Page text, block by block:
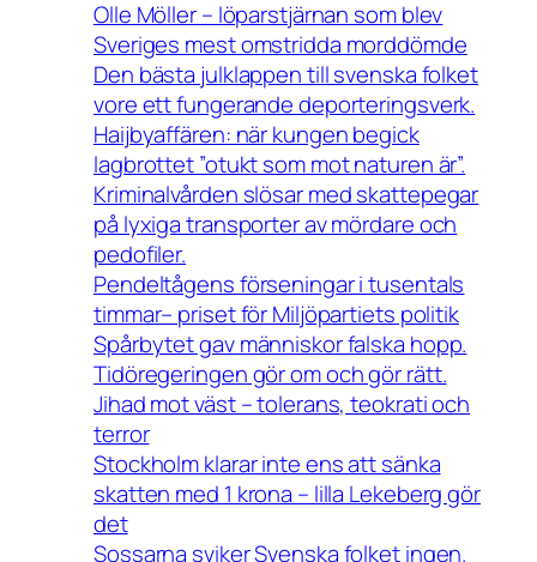
Olle Möller – löparstjärnan som blev
Sveriges mest omstridda morddömde
Den bästa julklappen till svenska folket
vore ett fungerande deporteringsverk.
Haijbyaffären: när kungen begick
lagbrottet ”otukt som mot naturen är”.
Kriminalvården slösar med skattepegar
på lyxiga transporter av mördare och
pedofiler.
Pendeltågens förseningar i tusentals
timmar– priset för Miljöpartiets politik
Spårbytet gav människor falska hopp.
Tidöregeringen gör om och gör rätt.
Jihad mot väst – tolerans, teokrati och
terror
Stockholm klarar inte ens att sänka
skatten med 1 krona – lilla Lekeberg gör
det
Sossarna sviker Svenska folket ingen.